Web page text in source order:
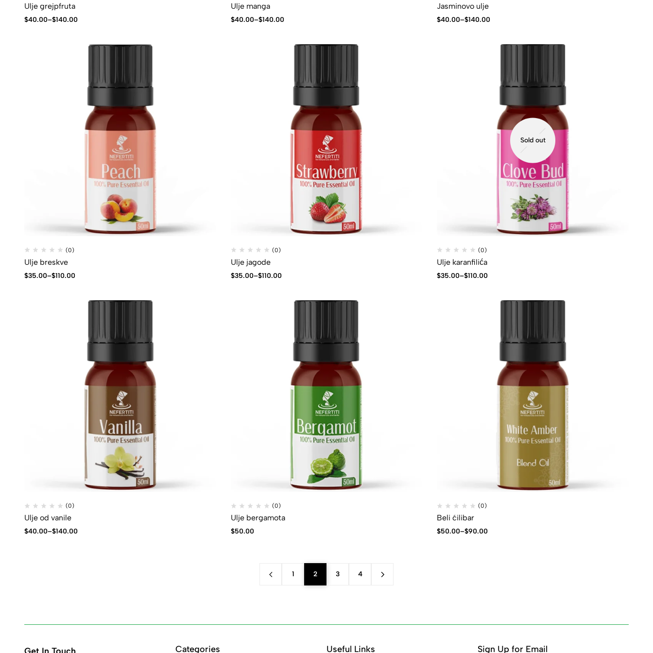
Ulje grejpfruta
$40.00–$140.00
Ulje manga
$40.00–$140.00
Jasminovo ulje
$40.00–$140.00
(0)
Ulje breskve
$35.00–$110.00
(0)
Ulje jagode
$35.00–$110.00
Sold out
(0)
Ulje karanfilića
$35.00–$110.00
(0)
Ulje od vanile
$40.00–$140.00
(0)
Ulje bergamota
$50.00
(0)
Beli ćilibar
$50.00–$90.00
1 2 3 4
Categories Useful Links Sign Up for Email